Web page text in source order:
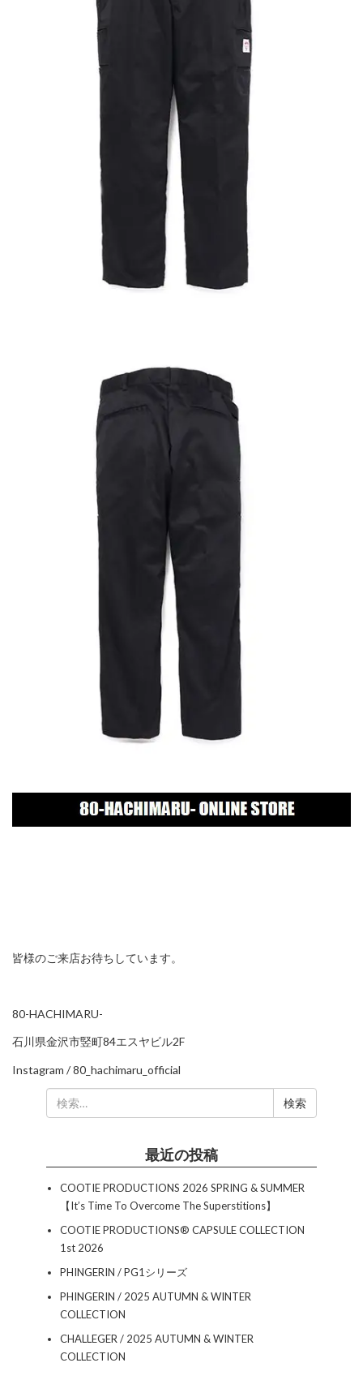
皆様のご来店お待ちしています。
80-HACHIMARU-
石川県金沢市竪町84エスヤビル2F
Instagram /80_hachimaru_official
索:
最近の投稿
COOTIE PRODUCTIONS 2026 SPRING & SUMMER
【It’s Time To Overcome The Superstitions】
COOTIE PRODUCTIONS®︎ CAPSULE COLLECTION
1st 2026
PHINGERIN / PG1シリーズ
PHINGERIN / 2025 AUTUMN & WINTER
COLLECTION
CHALLEGER / 2025 AUTUMN & WINTER
COLLECTION